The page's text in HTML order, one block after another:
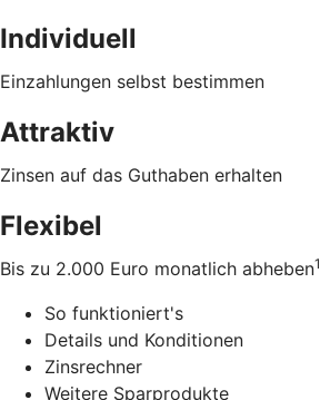
Individuell
Einzahlungen selbst bestimmen
Attraktiv
Zinsen auf das Guthaben erhalten
Flexibel
Bis zu 2.000 Euro monatlich abheben1
So funktioniert's
Details und Konditionen
Zinsrechner
Weitere Sparprodukte